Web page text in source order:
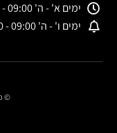
ימים א' - ה' 09:00 - 16:00
ימים ו' - ה' 09:00 - 13:00
©